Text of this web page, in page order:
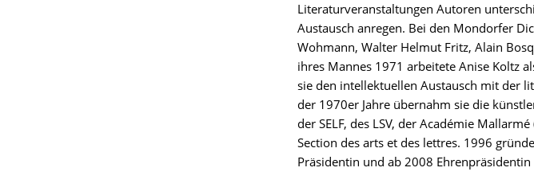
Literaturveranstaltungen Autoren
Austausch anregen. Bei den Mondorfer
Wohmann, Walter Helmut Fritz, Alain
ihres Mannes 1971 arbeitete Anise Koltz
sie den intellektuellen Austausch mit der
der 1970er Jahre übernahm sie die
der SELF, des LSV, der Académie
Section des arts et des lettres. 1996
Präsidentin und ab 2008